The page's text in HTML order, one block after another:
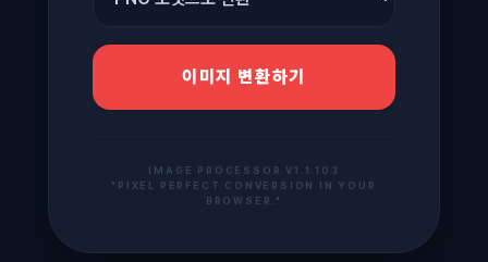
이미지 변환하기
IMAGE PROCESSOR V1.1.103
"PIXEL PERFECT CONVERSION IN YOUR
BROWSER."